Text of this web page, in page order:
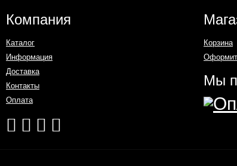
Компания
Каталог
Информация
Доставка
Контакты
Оплата
Корзина
Мы